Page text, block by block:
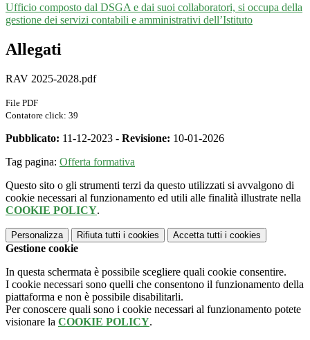
Ufficio composto dal DSGA e dai suoi collaboratori, si occupa della
gestione dei servizi contabili e amministrativi dell’Istituto
Allegati
RAV 2025-2028.pdf
File PDF
Contatore click: 39
Pubblicato: 11-12-2023 - Revisione: 10-01-2026
Tag pagina: Offerta formativa
Questo sito o gli strumenti terzi da questo utilizzati si avvalgono di
cookie necessari al funzionamento ed utili alle finalità illustrate nella
COOKIE POLICY.
Personalizza Rifiuta tutti i cookies Accetta tutti i cookies
Gestione cookie
In questa schermata è possibile scegliere quali cookie consentire.
I cookie necessari sono quelli che consentono il funzionamento della
piattaforma e non è possibile disabilitarli.
Per conoscere quali sono i cookie necessari al funzionamento potete
visionare la COOKIE POLICY.